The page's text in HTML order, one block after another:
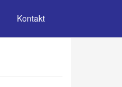
Kontakt